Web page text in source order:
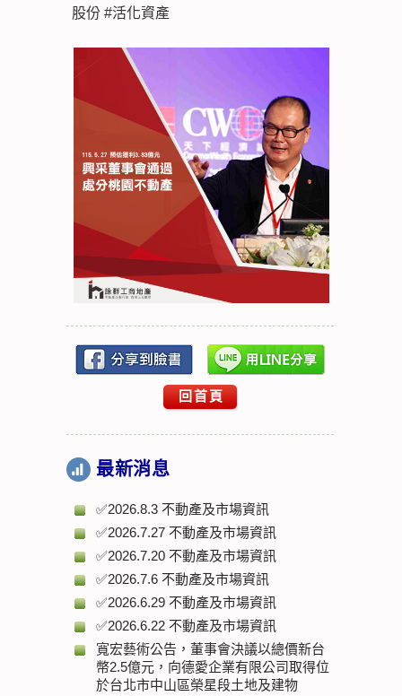
股份 #活化資產
回首頁
最新消息
✅2026.8.3 不動產及市場資訊
✅2026.7.27 不動產及市場資訊
✅2026.7.20 不動產及市場資訊
✅2026.7.6 不動產及市場資訊
✅2026.6.29 不動產及市場資訊
✅2026.6.22 不動產及市場資訊
寬宏藝術公告，董事會決議以總價新台
幣2.5億元，向德愛企業有限公司取得位
於台北市中山區榮星段土地及建物